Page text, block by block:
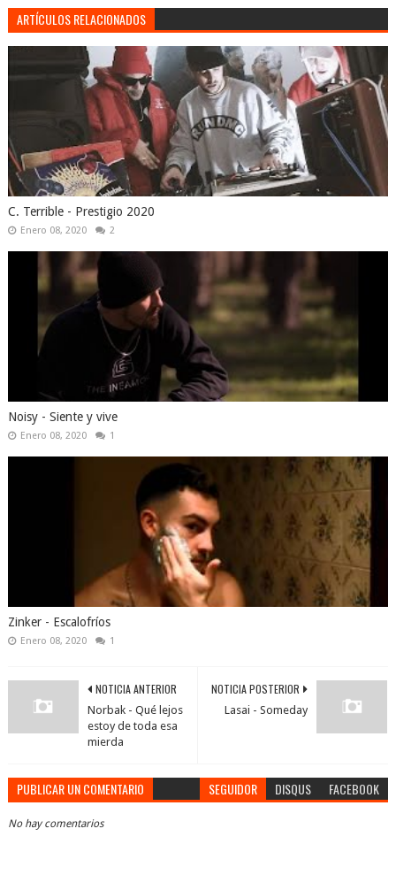
ARTÍCULOS RELACIONADOS
C. Terrible - Prestigio 2020
Enero 08, 2020 2
Noisy - Siente y vive
Enero 08, 2020 1
Zinker - Escalofríos
Enero 08, 2020 1
NOTICIA POSTERIOR
Lasai - Someday
NOTICIA ANTERIOR
Norbak - Qué lejos
estoy de toda esa
mierda
PUBLICAR UN COMENTARIO SEGUIDOR DISQUS FACEBOOK
No hay comentarios